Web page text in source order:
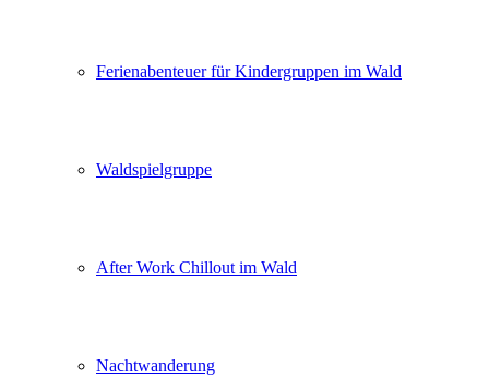
Ferienabenteuer für Kindergruppen im Wald
Waldspielgruppe
After Work Chillout im Wald
Nachtwanderung